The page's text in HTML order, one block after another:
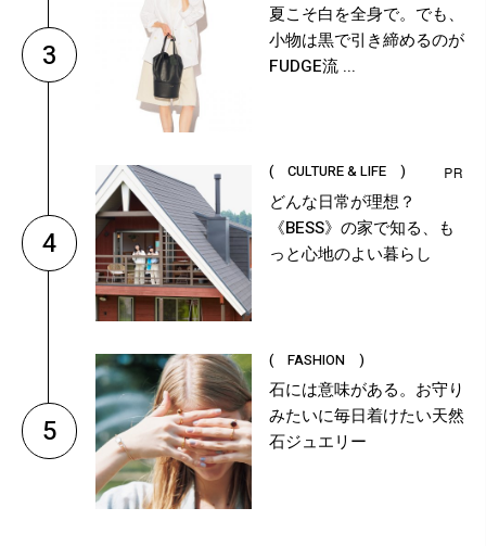
3
夏こそ白を全身で。でも、
小物は黒で引き締めるのが
FUDGE流 ...
4
( CULTURE & LIFE )
どんな日常が理想？
《BESS》の家で知る、も
っと心地のよい暮らし
5
( FASHION )
石には意味がある。お守り
みたいに毎日着けたい天然
石ジュエリー